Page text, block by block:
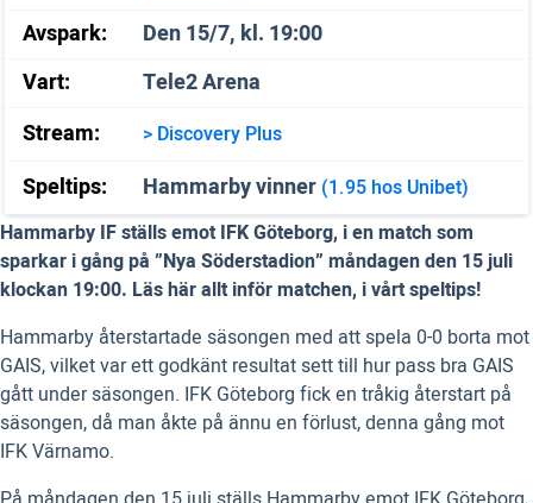
Avspark:
Den 15/7, kl. 19:00
Vart:
Tele2 Arena
Stream:
> Discovery Plus
Speltips: Hammarby vinner (1.95 hos Unibet)
Hammarby IF ställs emot IFK Göteborg, i en match som
sparkar i gång på ”Nya Söderstadion” måndagen den 15 juli
klockan 19:00. Läs här allt inför matchen, i vårt speltips!
Hammarby återstartade säsongen med att spela 0-0 borta mot
GAIS, vilket var ett godkänt resultat sett till hur pass bra GAIS
gått under säsongen. IFK Göteborg fick en tråkig återstart på
säsongen, då man åkte på ännu en förlust, denna gång mot
IFK Värnamo.